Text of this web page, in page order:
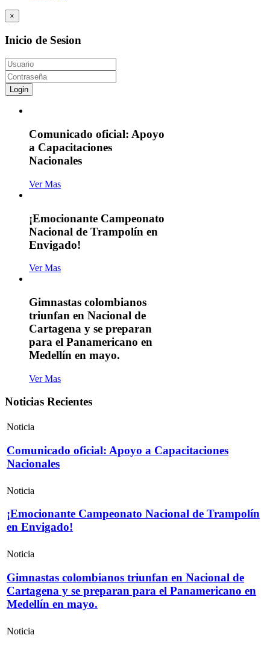
×
Inicio de Sesion
Login
Comunicado oficial: Apoyo
a Capacitaciones
Nacionales
Ver Mas
¡Emocionante Campeonato
Nacional de Trampolín en
Envigado!
Ver Mas
Gimnastas colombianos
triunfan en Nacional de
Cartagena y se preparan
para el Panamericano en
Medellín en mayo.
Ver Mas
Noticias Recientes
Noticia
Comunicado oficial: Apoyo a Capacitaciones
Nacionales
Noticia
¡Emocionante Campeonato Nacional de Trampolín
en Envigado!
Noticia
Gimnastas colombianos triunfan en Nacional de
Cartagena y se preparan para el Panamericano en
Medellín en mayo.
Noticia